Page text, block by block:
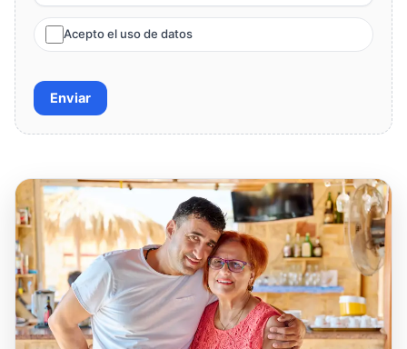
Acepto el uso de datos
Enviar